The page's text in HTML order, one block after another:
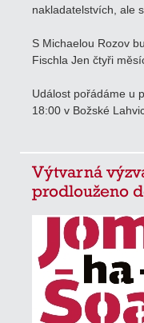
nakladatelstvích, ale
S Michaelou Rozov
Fischla Jen čtyři
Událost pořádáme u
18:00 v Božské
Výtvarná
prodlouženo